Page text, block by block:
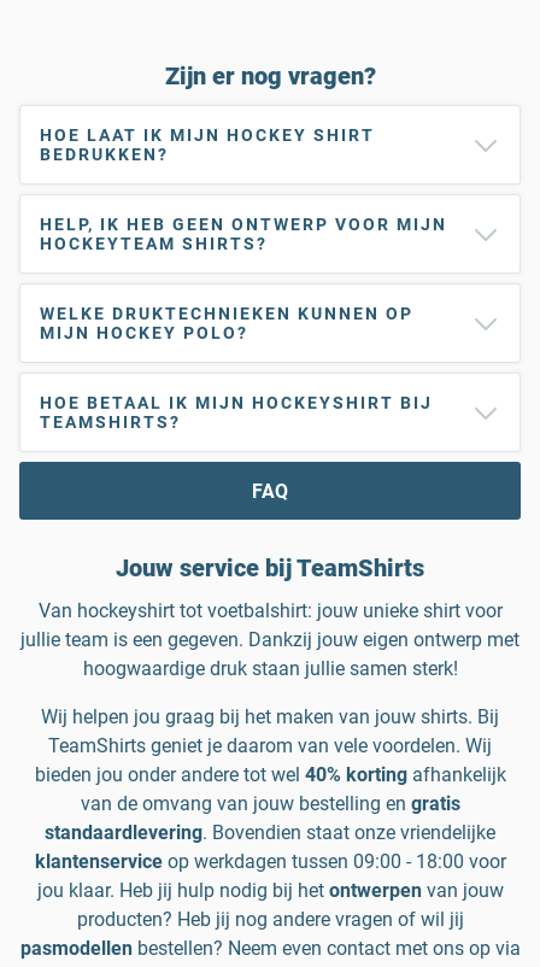
Zijn er nog vragen?
HOE LAAT IK MIJN HOCKEY SHIRT
BEDRUKKEN?
HELP, IK HEB GEEN ONTWERP VOOR MIJN
HOCKEYTEAM SHIRTS?
WELKE DRUKTECHNIEKEN KUNNEN OP
MIJN HOCKEY POLO?
HOE BETAAL IK MIJN HOCKEYSHIRT BIJ
TEAMSHIRTS?
FAQ
Jouw service bij TeamShirts
Van hockeyshirt tot voetbalshirt: jouw unieke shirt voor
jullie team is een gegeven. Dankzij jouw eigen ontwerp met
hoogwaardige druk staan jullie samen sterk!
Wij helpen jou graag bij het maken van jouw shirts. Bij
TeamShirts geniet je daarom van vele voordelen. Wij
bieden jou onder andere tot wel 40% kortingafhankelijk
van de omvang van jouw bestelling en gratis
standaardlevering. Bovendien staat onze vriendelijke
klantenserviceop werkdagen tussen 09:00 - 18:00 voor
jou klaar. Heb jij hulp nodig bij het ontwerpenvan jouw
producten? Heb jij nog andere vragen of wil jij
pasmodellenbestellen? Neem even contact met ons op via